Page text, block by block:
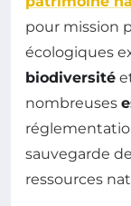
pour mission
écologiques
biodiversité
nombreuses
sauvegarde
ressources